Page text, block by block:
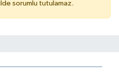
sorumlu tutulamaz.